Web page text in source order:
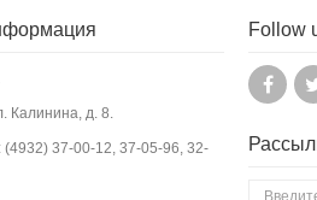
Калинина, д. 8.
(4932) 37-00-12, 37-05-96, 32-
Follow